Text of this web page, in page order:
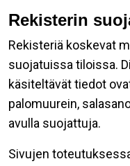
Rekisterin
Rekisteriä koskevat
suojatuissa tiloissa.
käsiteltävät tiedot
palomuurein,
avulla suojattuja.
Sivujen